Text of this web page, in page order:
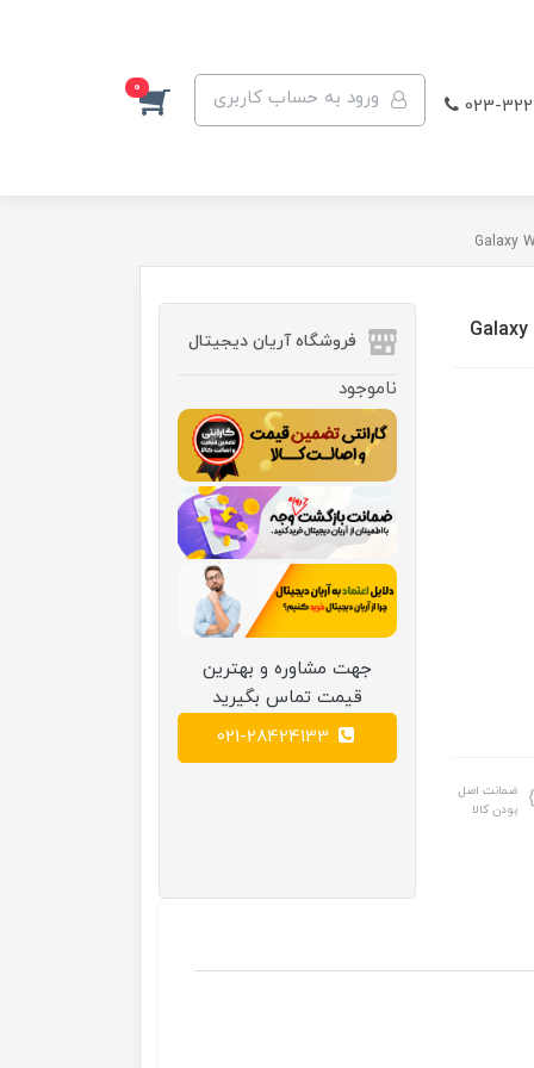
023- ورود به حساب کاربری 0
ضمانت اصل
بودن کالا
فروشگاه آریان دیجیتال
ناموجود
جهت مشاوره و بهترین
قیمت تماس بگیرید